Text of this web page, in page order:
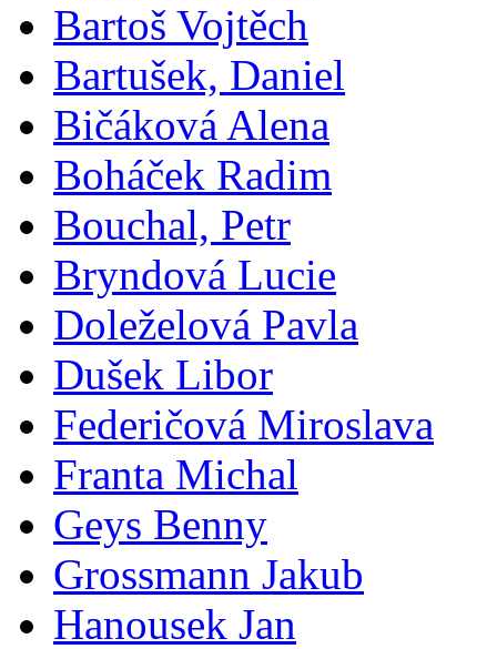
Bartoš Vojtěch
Bartušek, Daniel
Bičáková Alena
Boháček Radim
Bouchal, Petr
Bryndová Lucie
Doleželová Pavla
Dušek Libor
Federičová Miroslava
Franta Michal
Geys Benny
Grossmann Jakub
Hanousek Jan